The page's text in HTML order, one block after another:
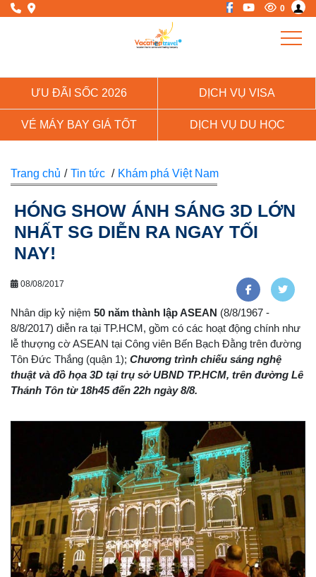
0
ƯU ĐÃI SỐC 2026 DỊCH VỤ VISA
VÉ MÁY BAY GIÁ TỐT DỊCH VỤ DU HỌC
Trang chủ / Tin tức / Khám phá Việt Nam
HÓNG SHOW ÁNH SÁNG 3D LỚN
NHẤT SG DIỄN RA NGAY TỐI
NAY!
08/08/2017
Nhân dịp kỷ niệm 50 năm thành lập ASEAN (8/8/1967 -
8/8/2017) diễn ra tại TP.HCM, gồm có các hoạt động chính như
lễ thượng cờ ASEAN tại Công viên Bến Bạch Đằng trên đường
Tôn Đức Thắng (quận 1); Chương trình chiếu sáng nghệ
thuật và đồ họa 3D tại trụ sở UBND TP.HCM, trên đường Lê
Thánh Tôn từ 18h45 đến 22h ngày 8/8.